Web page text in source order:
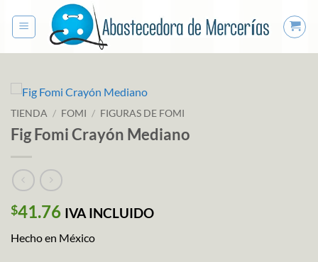
TIENDA / FOMI / FIGURAS DE FOMI
Fig Fomi Crayón Mediano
$41.76 IVA INCLUIDO
Hecho en México